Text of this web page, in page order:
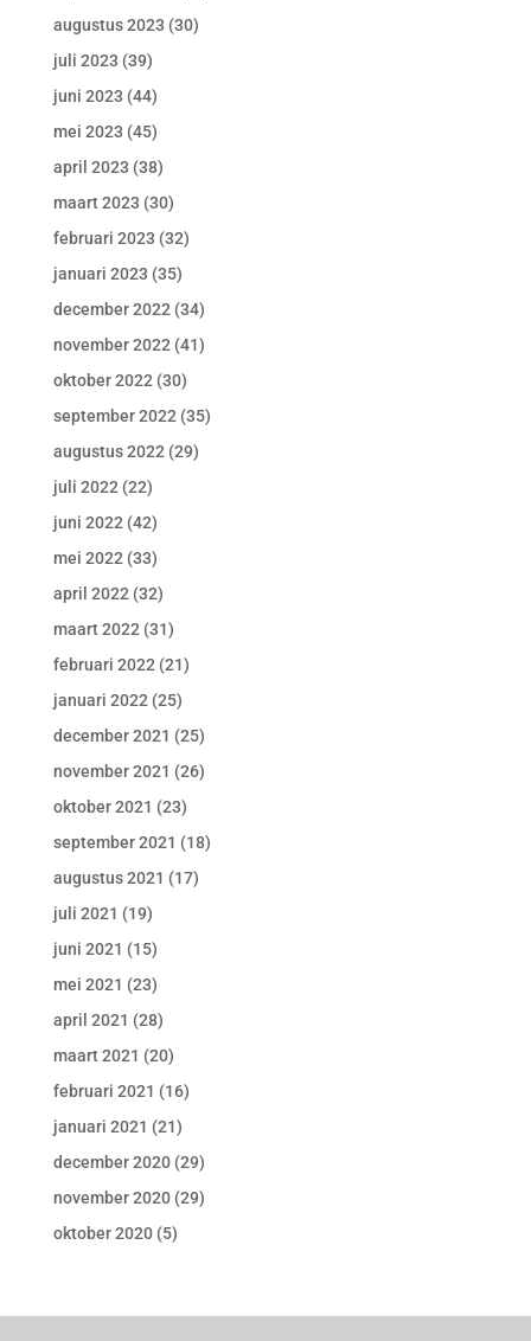
augustus 2023 (30)
juli 2023 (39)
juni 2023 (44)
mei 2023 (45)
april 2023 (38)
maart 2023 (30)
februari 2023 (32)
januari 2023 (35)
december 2022 (34)
november 2022 (41)
oktober 2022 (30)
september 2022 (35)
augustus 2022 (29)
juli 2022 (22)
juni 2022 (42)
mei 2022 (33)
april 2022 (32)
maart 2022 (31)
februari 2022 (21)
januari 2022 (25)
december 2021 (25)
november 2021 (26)
oktober 2021 (23)
september 2021 (18)
augustus 2021 (17)
juli 2021 (19)
juni 2021 (15)
mei 2021 (23)
april 2021 (28)
maart 2021 (20)
februari 2021 (16)
januari 2021 (21)
december 2020(29)
november 2020(29)
oktober 2020(5)